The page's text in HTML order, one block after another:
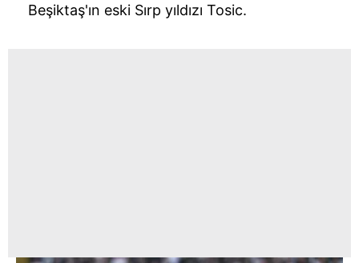
Beşiktaş'ın eski Sırp yıldızı Tosic.